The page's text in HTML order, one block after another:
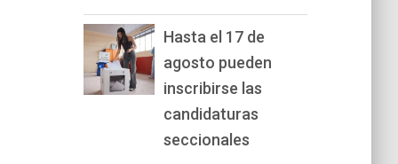
Hasta el 17 de
agosto pueden
inscribirse las
candidaturas
seccionales